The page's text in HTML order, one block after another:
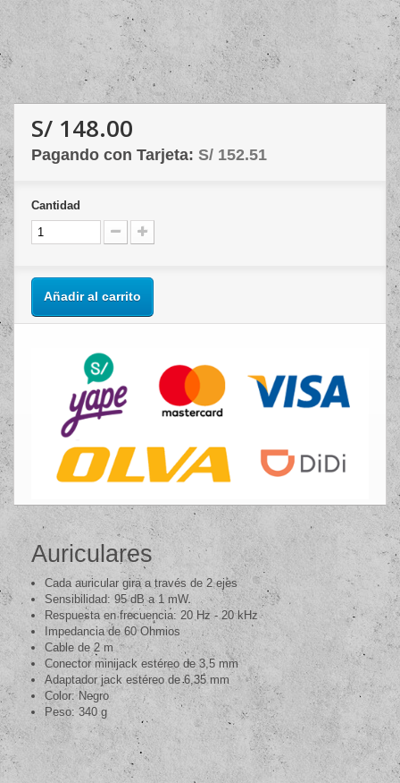
S/ 148.00
Pagando con Tarjeta: S/ 152.51
Cantidad
Añadir al carrito
Auriculares
Cada auricular gira a través de 2 ejes
Sensibilidad: 95 dB a 1 mW
Respuesta en frecuencia: 20 Hz - 20 kHz
Impedancia de 60 Ohmios
Cable de 2 m
Conector minijack estéreo de 3,5 mm
Adaptador jack estéreo de 6,35 mm
Color: Negro
Peso: 340 g